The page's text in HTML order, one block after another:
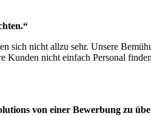
sich nicht allzu sehr. Unsere
Kunden nicht einfach Personal
von einer Bewerbung zu